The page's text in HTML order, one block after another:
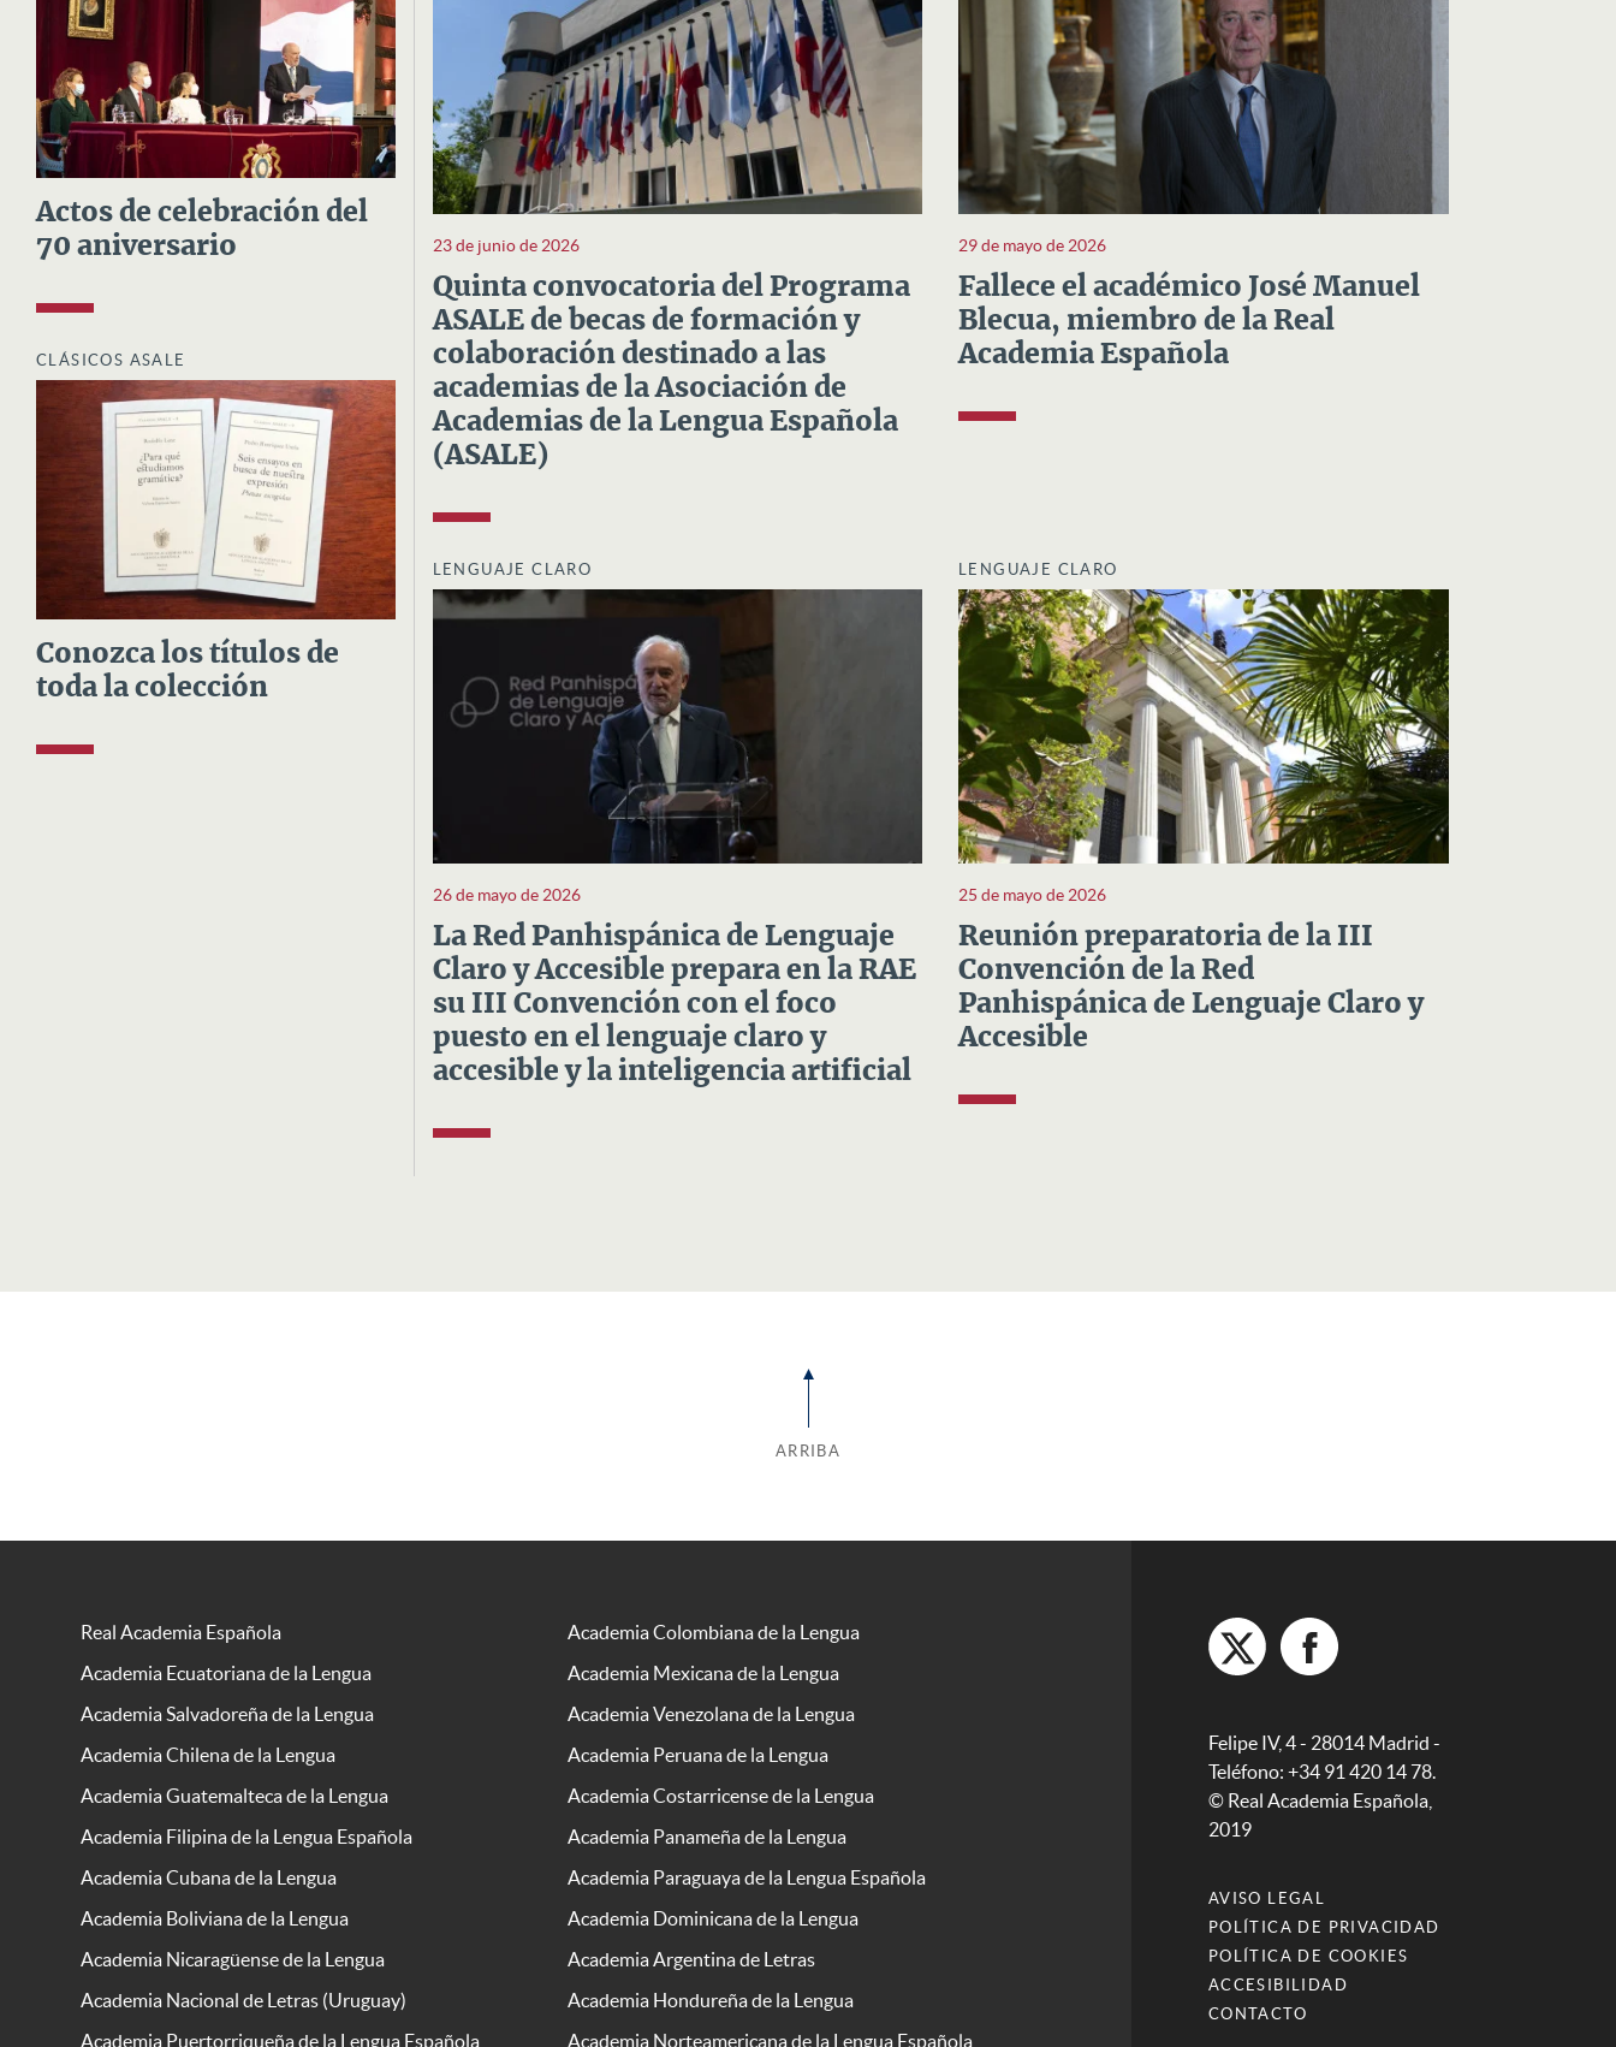
Actos de celebración del
70 aniversario
CLÁSICOS ASALE
Conozca los títulos de
toda la colección
23 de junio de 2026
Quinta convocatoria del Programa
ASALE de becas de formación y
colaboración destinado a las
academias de la Asociación de
Academias de la Lengua Española
(ASALE)
29 de mayo de 2026
Fallece el académico José Manuel
Blecua, miembro de la Real
Academia Española
LENGUAJE CLARO
26 de mayo de 2026
La Red Panhispánica de Lenguaje
Claro y Accesible prepara en la RAE
su III Convención con el foco
puesto en el lenguaje claro y
accesible y la inteligencia artificial
LENGUAJE CLARO
25 de mayo de 2026
Reunión preparatoria de la III
Convención de la Red
Panhispánica de Lenguaje Claro y
Accesible
ARRIBA
Real Academia Española
Academia Colombiana de la Lengua
Academia Ecuatoriana de la Lengua
Academia Mexicana de la Lengua
Academia Salvadoreña de la Lengua
Academia Venezolana de la Lengua
Academia Chilena de la Lengua
Academia Peruana de la Lengua
Academia Guatemalteca de la Lengua
Academia Costarricense de la Lengua
Academia Filipina de la Lengua Española
Academia Panameña de la Lengua
Academia Cubana de la Lengua
Academia Paraguaya de la Lengua Española
Academia Boliviana de la Lengua
Academia Dominicana de la Lengua
Academia Nicaragüense de la Lengua
Academia Argentina de Letras
Academia Nacional de Letras (Uruguay)
Academia Hondureña de la Lengua
Academia Puertorriqueña de la Lengua Española
Academia Norteamericana de la Lengua Española
Felipe IV, 4 - 28014 Madrid -
Teléfono: +34 91 420 14 78.
© Real Academia Española,
2019
AVISO LEGAL
POLÍTICA DE PRIVACIDAD
POLÍTICA DE COOKIES
ACCESIBILIDAD
CONTACTO